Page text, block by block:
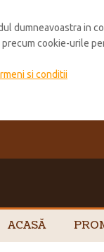
dumneavoastra in
cookie-urile
si conditii
ACASĂ